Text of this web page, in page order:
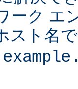
ーク エ
スト名